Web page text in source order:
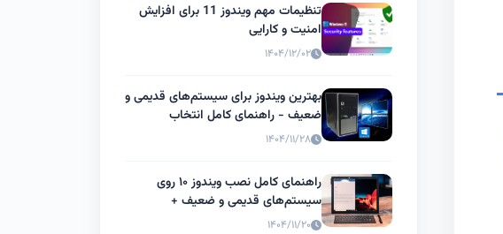
تنظیمات مهم ویندوز 11 برای افزایش
امنیت و کارایی
۱۴۰۴/۱۲/۰۲
بهترین ویندوز برای سیستم‌های قدیمی و
ضعیف - راهنمای کامل انتخاب
۱۴۰۴/۱۱/۲۸
راهنمای کامل نصب ویندوز ۱۰ روی
سیستم‌های قدیمی و ضعیف +
بهینه‌سازی عملکرد
۱۴۰۴/۱۱/۲۰